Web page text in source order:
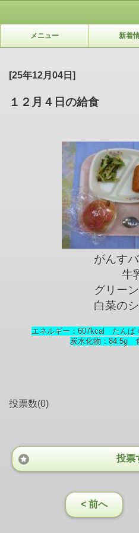
メニュー 新着
[25年12月04日]
１２月４日の給食
がんす
牛
グリー
白菜の
エネルギー：607kcal たんぱ
炭水化物：84.5g
投票数(0)
投票
< 前へ